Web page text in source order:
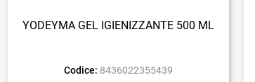
YODEYMA GEL IGIENIZZANTE 500 ML
Codice: 8436022355439